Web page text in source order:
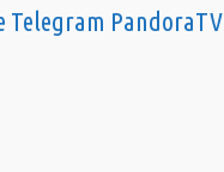
Telegram PandoraTV